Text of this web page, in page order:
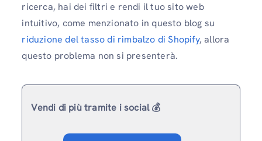
ricerca, hai dei filtri e rendi il tuo sito web
intuitivo, come menzionato in questo blog su
riduzione del tasso di rimbalzo di Shopify, allora
questo problema non si presenterà.
Vendi di più tramite i social 💰